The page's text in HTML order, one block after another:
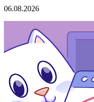
06.08.2026